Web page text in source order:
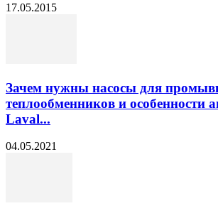
17.05.2015
Зачем нужны насосы для
теплообменников и особенности
Laval...
04.05.2021